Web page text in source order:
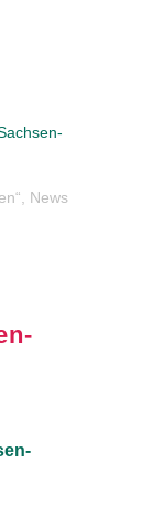
News